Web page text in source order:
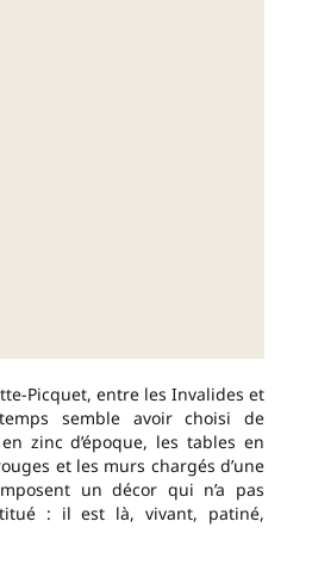
Picquet, entre les Invalides et
semble avoir choisi de
zinc d’époque, les tables en
et les murs chargés d’une
un décor qui n’a pas
: il est là, vivant, patiné,